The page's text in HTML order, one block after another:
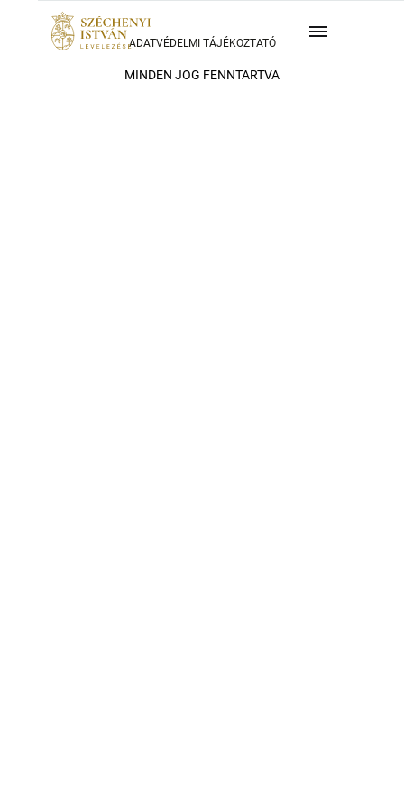
MINDEN JOG FENNTARTVA
ADATVÉDELMI TÁJÉKOZTATÓ